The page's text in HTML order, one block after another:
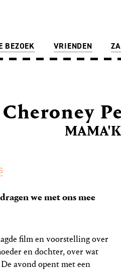
BEZOEK VRIENDEN
Cheroney
we met ons mee
film en voorstelling over
en dochter, over wat
avond opent met een